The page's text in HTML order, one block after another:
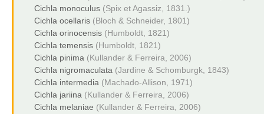
Cichla monoculus (Spix et Agassiz, 1831.)
Cichla ocellaris (Bloch & Schneider, 1801)
Cichla orinocensis (Humboldt, 1821)
Cichla temensis (Humboldt, 1821)
Cichla pinima (Kullander & Ferreira, 2006)
Cichla nigromaculata (Jardine & Schomburgk, 1843)
Cichla intermedia (Machado-Allison, 1971)
Cichla jariina (Kullander & Ferreira, 2006)
Cichla melaniae (Kullander & Ferreira, 2006)